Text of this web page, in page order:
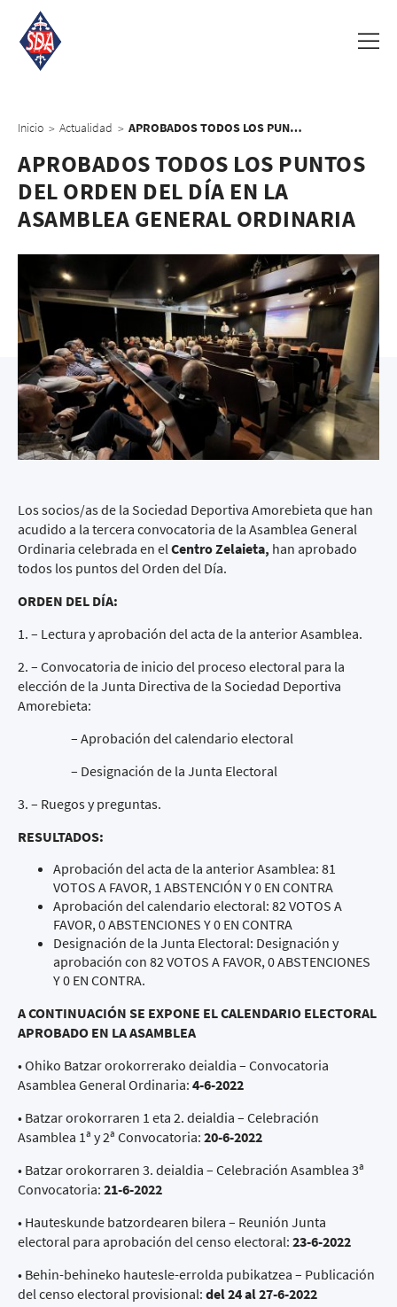
Inicio > Actualidad > APROBADOS TODOS LOS PUNTOS DEL ORDEN DEL DÍA EN LA ASAMBLEA GENERAL ORDINARIA
APROBADOS TODOS LOS PUNTOS
DEL ORDEN DEL DÍA EN LA
ASAMBLEA GENERAL ORDINARIA
Los socios/as de la Sociedad Deportiva Amorebieta que han
acudido a la tercera convocatoria de la Asamblea General
Ordinaria celebrada en elCentro Zelaieta, han aprobado
todos los puntos del Orden del Día.
ORDEN DEL DÍA:
1. – Lectura y aprobación del acta de la anterior Asamblea.
2. – Convocatoria de inicio del proceso electoral para la
elección de la Junta Directiva de la Sociedad Deportiva
Amorebieta:
– Aprobación del calendario electoral
– Designación de la Junta Electoral
3. – Ruegos y preguntas.
RESULTADOS:
Aprobación del acta de la anterior Asamblea: 81
VOTOS A FAVOR, 1 ABSTENCIÓN Y 0 EN CONTRA
Aprobación del calendario electoral: 82 VOTOS A
FAVOR, 0 ABSTENCIONES Y 0 EN CONTRA
Designación de la Junta Electoral: Designación y
aprobación con 82 VOTOS A FAVOR, 0 ABSTENCIONES
Y 0 EN CONTRA.
A CONTINUACIÓN SE EXPONE EL CALENDARIO ELECTORAL
APROBADO EN LA ASAMBLEA
• Ohiko Batzar orokorrerako deialdia – Convocatoria
Asamblea General Ordinaria: 4-6-2022
• Batzar orokorraren 1 eta 2. deialdia – Celebración
Asamblea 1ª y 2ª Convocatoria: 20-6-2022
• Batzar orokorraren 3. deialdia – Celebración Asamblea 3ª
Convocatoria: 21-6-2022
• Hauteskunde batzordearen bilera – Reunión Junta
electoral para aprobación del censo electoral: 23-6-2022
• Behin-behineko hautesle-errolda pubikatzea – Publicación
del censo electoral provisional: del 24 al 27-6-2022